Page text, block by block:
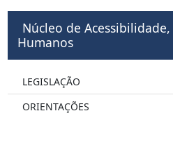
Núcleo de
Humanos
LEGISLAÇÃO
ORIENTAÇÕES